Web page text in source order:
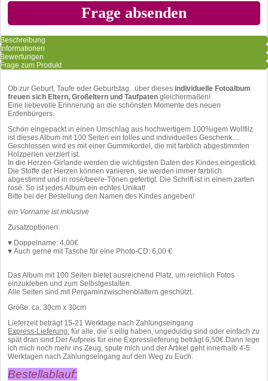
Beschreibung
Informationen
Bewertungen
Frage zum Produkt
Ob zur Geburt, Taufe oder Geburtstag...über dieses individuelle Fotoalbum
freuen sich Eltern, Großeltern und Taufpaten gleichermaßen!
Eine liebevolle Erinnerung an die schönsten Momente des neuen
Erdenbürgers.
Schön eingepackt in einen Umschlag aus hochwertigem 100%igem Wollfilz
ist dieses Album mit 100 Seiten ein tolles und individuelles Geschenk....
Geschlossen wird es mit einer Gummikordel, die mit farblich abgestimmten
Holzperlen verziert ist.
In die Herzen-Girlande werden die wichtigsten Daten des Kindes.eingestickt.
Die Stoffe der Herzen können variieren, sie werden immer farblich
abgestimmt und in rosé/beere-Tönen gefertigt. Die Schrift ist in einem zarten
rosé. So ist jedes Album ein echtes Unikat!
Bitte bei der Bestellung den Namen des Kindes angeben!
ein Vorname ist inklusive
Zusatzoptionen:
♥ Doppelname: 4,00€
♥ Auch gerne mit Tasche für eine Photo-CD: 6,00 €
Das Album mit 100 Seiten bietet ausreichend Platz, um reichlich Fotos
einzukleben und zum Selbstgestalten.
Alle Seiten sind mit Pergaminzwischenblättern geschützt.
Größe: ca. 30cm x 30cm
Lieferzeit beträgt 15-21 Werktage nach Zahlungseingang
Express-Lieferung: für alle, die´s eilig haben, ungeduldig sind oder einfach zu
spät dran sind.Der Aufpreis für eine Expresslieferung beträgt 6,50€.Dann lege
ich mich noch mehr ins Zeug, spute mich und der Artikel geht innerhalb 4-5
Werktagen nach Zahlungseingang auf den Weg zu Euch.
Bestellablauf: